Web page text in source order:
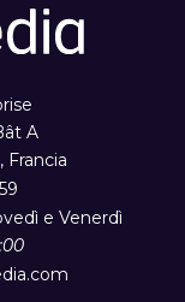
A
e Venerdì